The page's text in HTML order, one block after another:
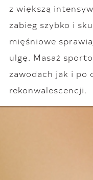
z większą
zabieg szybko i
mięśniowe
ulgę. Masaż
zawodach jak i po
rekonwalescencji.